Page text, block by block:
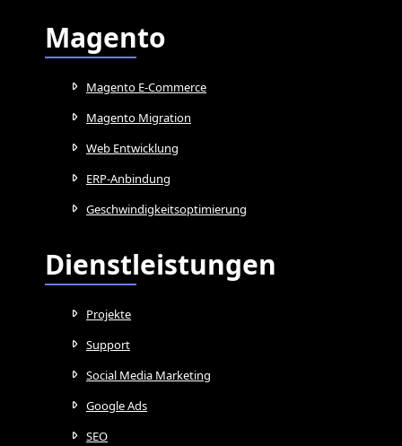
Magento
Magento E-Commerce
Magento Migration
Web Entwicklung
ERP-Anbindung
Geschwindigkeitsoptimierung
Dienstleistungen
Projekte
Support
Social Media Marketing
Google Ads
SEO